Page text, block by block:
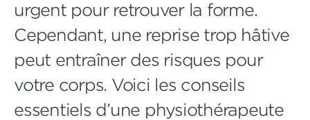
urgent pour retrouver la forme.
Cependant, une reprise trop hâtive
peut entraîner des risques pour
votre corps. Voici les conseils
essentiels d’une physiothérapeute